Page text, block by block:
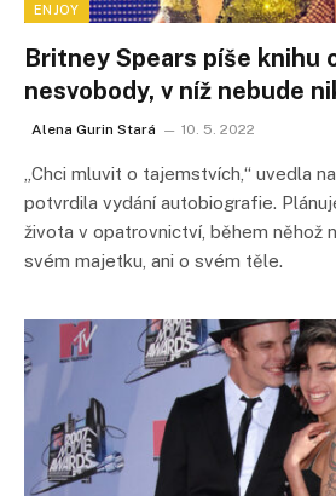
ENJOY
Britney Spears píše knihu
nesvobody, v níž nebude
Alena Gurin Stará 10. 5. 2022
„Chci mluvit o tajemstvích,“ uvedla
potvrdila vydání autobiografie.
života v opatrovnictví, během něhož
svém majetku, ani o svém těle.